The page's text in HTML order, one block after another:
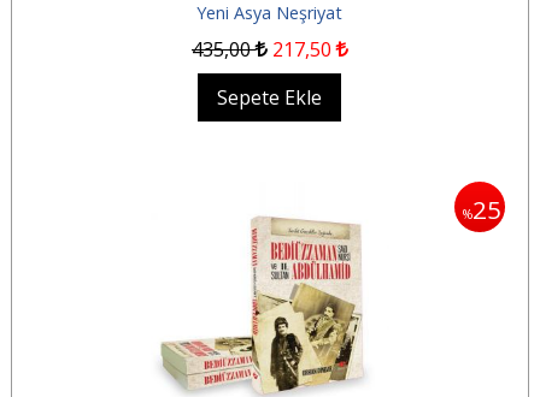
Yeni Asya Neşriyat
435,00 217,50
Sepete Ekle
%25